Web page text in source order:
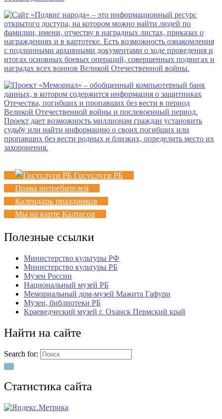
Госуслуги РБ
Права потребителей
Календарь праздников
Мы на карте Калтасов
Полезные ссылки
Министерство культуры РФ
Министерство культуры РБ
Музеи России
Национальный музей РБ
Мемориальный дом-музей Мажита Гафури
Музеи, библиотеки РБ
Краеведческий музей г. Оханск Пермский край
Найти на сайте
Search for:
Статистика сайта